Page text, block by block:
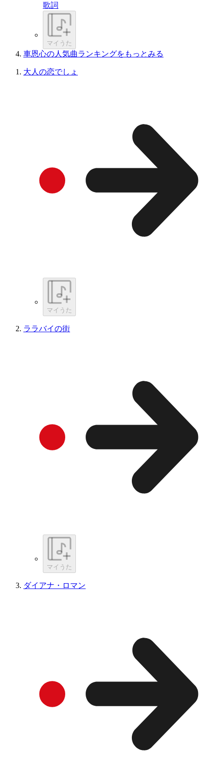
歌詞
マイうた
車恩心の人気曲ランキングをもっとみる
大人の恋でしょ
マイうた
ララバイの街
マイうた
ダイアナ・ロマン